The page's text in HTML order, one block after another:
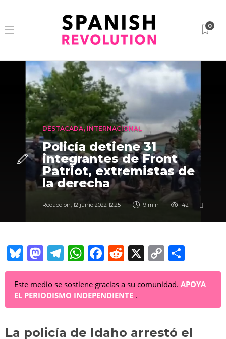
0
DESTACADA, INTERNACIONAL
Policía detiene 31
integrantes de Front
Patriot, extremistas de
la derecha
Redaccion, 12 junio 2022 12:25 9 min 42
Bl
u
e
sk
y
M
a
st
o
d
T
el
e
gr
a
W
h
at
s
A
F
a
c
e
b
R
e
d
di
t
X
C
o
p
y
Li
o
m
p
ar
Este medio se sostiene gracias a su comunidad. APOYA
EL PERIODISMO INDEPENDIENTE .
La policía de Idaho arrestó el